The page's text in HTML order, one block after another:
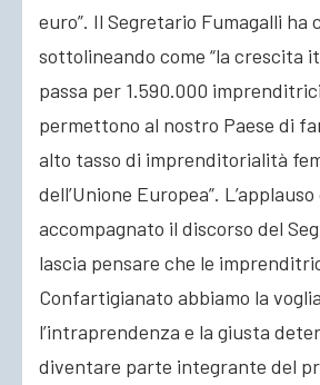
euro”. Il Segretario Fumagalli ha
sottolineando come “la crescita
passa per 1.590.000
permettono al nostro Paese di
alto tasso di imprenditorialità
dell’Unione Europea”.
accompagnato il discorso del
lascia pensare che le
Confartigianato abbiamo la
l’intraprendenza e la giusta
diventare parte integrante del